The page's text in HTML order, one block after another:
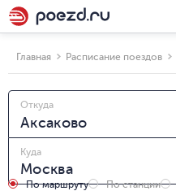
Главная Расписание поездов
Откуда
Куда
По маршруту По станции